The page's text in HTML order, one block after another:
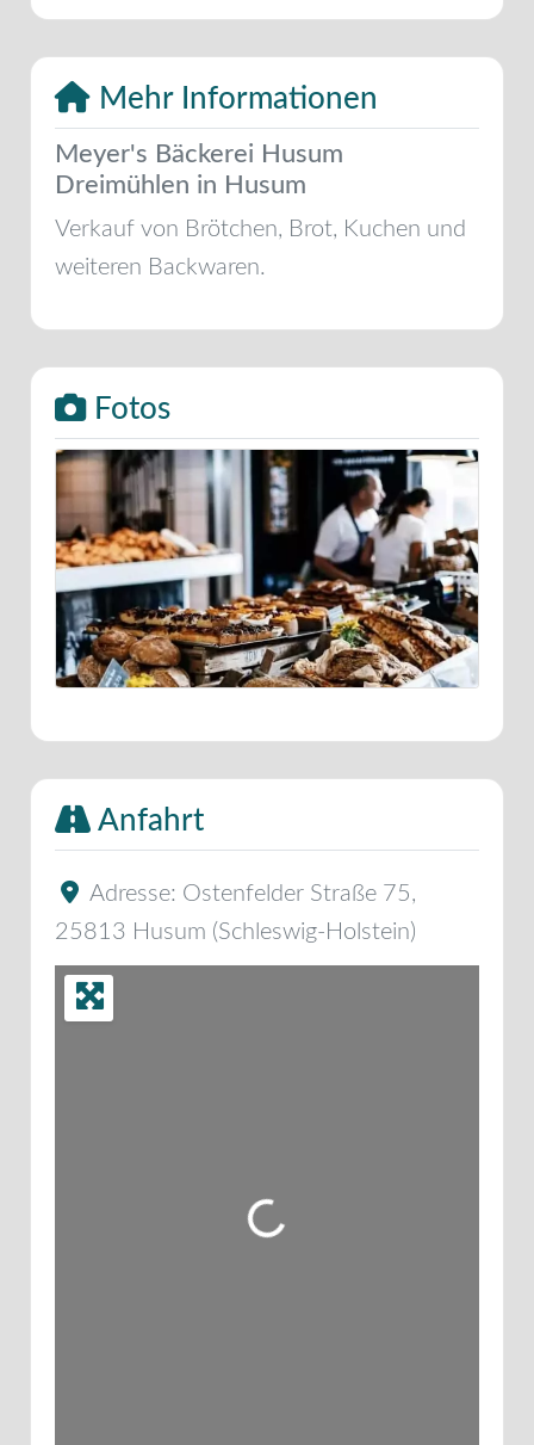
Mehr Informationen
Meyer's Bäckerei Husum
Dreimühlen in Husum
Verkauf von Brötchen, Brot, Kuchen und
weiteren Backwaren.
Fotos
Anfahrt
Adresse: Ostenfelder Straße 75,
25813 Husum (Schleswig-Holstein)
Wird geladen …